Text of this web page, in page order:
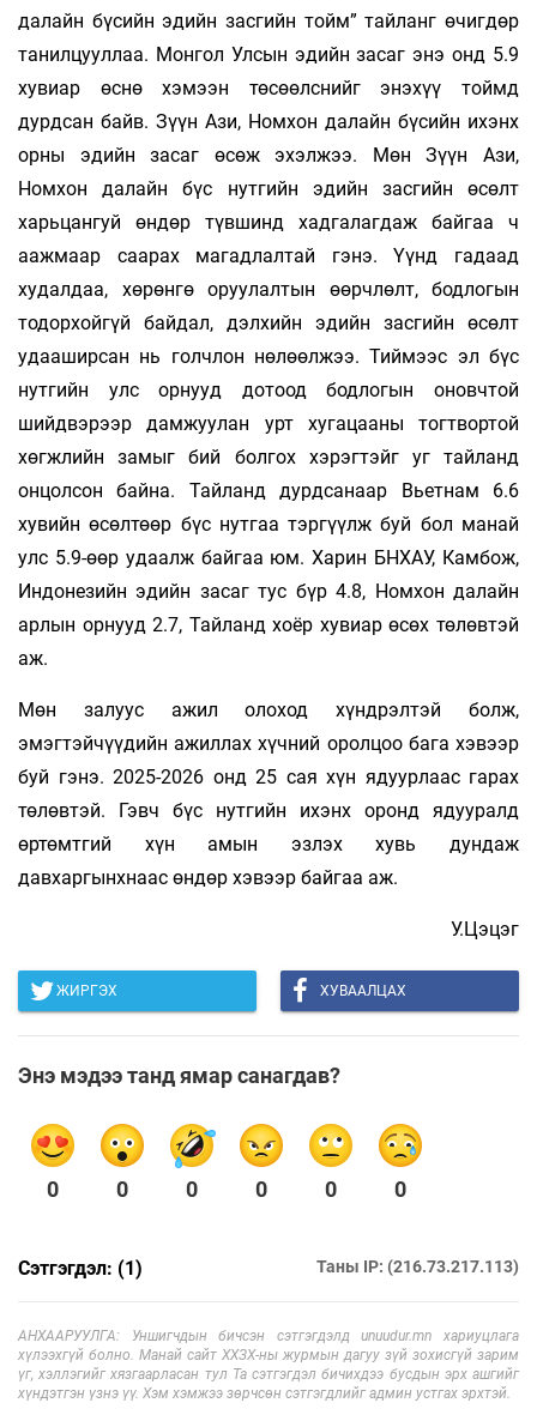
далайн бүсийн эдийн засгийн тойм” тайланг өчигдөр
танилцууллаа. Монгол Улсын эдийн засаг энэ онд 5.9
хувиар өснө хэмээн төсөөлснийг энэхүү тоймд
дурдсан байв. Зүүн Ази, Номхон далайн бүсийн ихэнх
орны эдийн засаг өсөж эхэлжээ. Мөн Зүүн Ази,
Номхон далайн бүс нутгийн эдийн засгийн өсөлт
харьцангуй өндөр түвшинд хадгалагдаж байгаа ч
аажмаар саарах магадлалтай гэнэ. Үүнд гадаад
худалдаа, хөрөнгө оруулалтын өөрчлөлт, бодлогын
тодорхойгүй байдал, дэлхийн эдийн засгийн өсөлт
удааширсан нь голчлон нөлөөлжээ. Тиймээс эл бүс
нутгийн улс орнууд дотоод бодлогын оновчтой
шийдвэрээр дамжуулан урт хугацааны тогтвортой
хөгжлийн замыг бий болгох хэрэгтэйг уг тайланд
онцолсон байна. Тайланд дурдсанаар Вьетнам 6.6
хувийн өсөлтөөр бүс нутгаа тэргүүлж буй бол манай
улс 5.9-өөр удаалж байгаа юм. Харин БНХАУ, Камбож,
Индонезийн эдийн засаг тус бүр 4.8, Номхон далайн
арлын орнууд 2.7, Тайланд хоёр хувиар өсөх төлөвтэй
аж.
Мөн залуус ажил олоход хүндрэлтэй болж,
эмэгтэйчүүдийн ажиллах хүчний оролцоо бага хэвээр
буй гэнэ. 2025-2026 онд 25 сая хүн ядуурлаас гарах
төлөвтэй. Гэвч бүс нутгийн ихэнх оронд ядууралд
өртөмтгий хүн амын эзлэх хувь дундаж
давхаргынхнаас өндөр хэвээр байгаа аж.
У.Цэцэг
ЖИРГЭХ ХУВААЛЦАХ
Энэ мэдээ танд ямар санагдав?
0 0 0 0 0 0
Сэтгэгдэл: (1) Таны IP: (216.73.217.113)
АНХААРУУЛГА: Уншигчдын бичсэн сэтгэгдэлд unuudur.mn хариуцлага
хүлээхгүй болно. Манай сайт ХХЗХ-ны журмын дагуу зүй зохисгүй зарим
үг, хэллэгийг хязгаарласан тул Та сэтгэгдэл бичихдээ бусдын эрх ашгийг
хүндэтгэн үзнэ үү. Хэм хэмжээ зөрчсөн сэтгэгдлийг админ устгах эрхтэй.